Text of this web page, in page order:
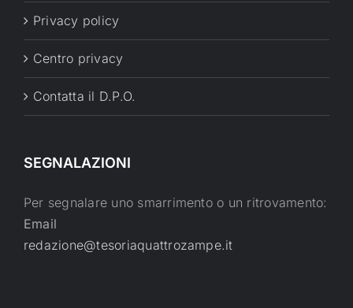
Privacy policy
Centro privacy
Contatta il D.P.O.
SEGNALAZIONI
Per segnalare uno smarrimento o un ritrovamento:
Email
redazione@tesoriaquattrozampe.it